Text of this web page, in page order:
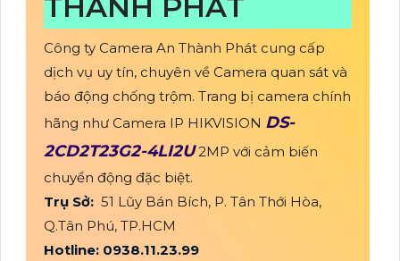
Công ty Camera An Thành Phát cung cấp
dịch vụ uy tín, chuyên về Camera quan sát và
báo động chống trộm. Trang bị camera chính
hãng như Camera IP HIKVISION DS-
2CD2T23G2-4LI2U2MP với cảm biến
chuyển động đặc biệt.
Trụ Sở: 51 Lũy Bán Bích, P. Tân Thới Hòa,
Q.Tân Phú, TP.HCM
Hotline: 0938.11.23.99